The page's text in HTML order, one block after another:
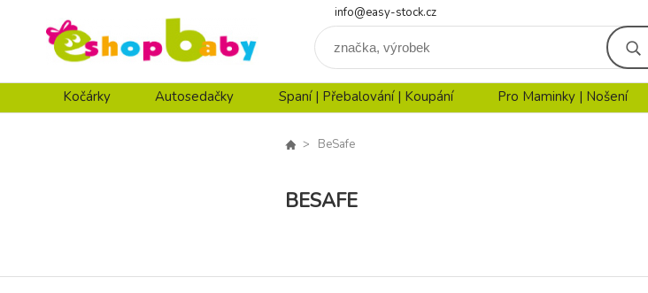
info@easy-stock.cz
Kočárky Autosedačky Spaní | Přebalování | Koupání Pro Maminky | Nošení
BeSafe
BESAFE